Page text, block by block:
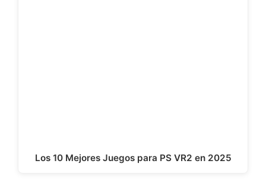
Los 10 Mejores Juegos para PS VR2 en 2025